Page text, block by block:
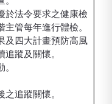
於法令要求之健康檢
管每年進行體檢。
及四大計畫預防高風
蹤及關懷。
追蹤關懷。